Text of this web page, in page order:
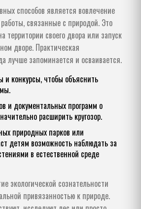
способов является вовлечение
связанные с природой. Это
территории своего двора или запуск
дворе. Практическая
лучше запоминается и осваивается.
и конкурсы, чтобы объяснить
и документальных программ о
расширить кругозор.
природных парков или
детям возможность наблюдать за
в естественной среде
экологической сознательности
привязанностью к природе.